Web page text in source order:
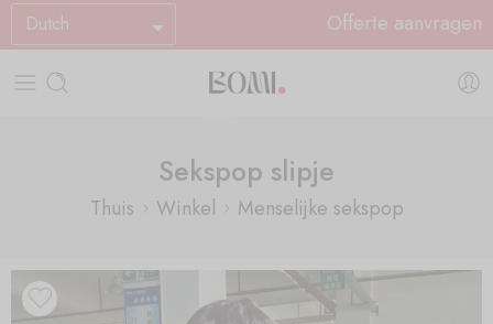
Dutch Offerte aanvragen
Sekspop slipje
Thuis Winkel Menselijke sekspop